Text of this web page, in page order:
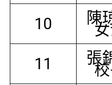
10 陳
11 張